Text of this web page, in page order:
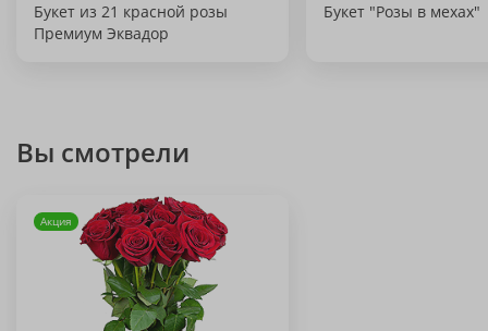
Букет из 21 красной розы
Премиум Эквадор
Букет "Розы в мехах"
Вы смотрели
Акция